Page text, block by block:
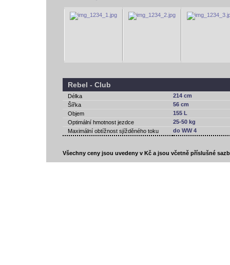
Rebel - Club
Délka
214 cm
Šířka
56 cm
Objem
155 L
Optimální hmotnost jezdce
25-50 kg
Maximální obtížnost sjížděného toku
do WW 4
Všechny ceny jsou uvedeny v Kč a jsou včetně příslušné